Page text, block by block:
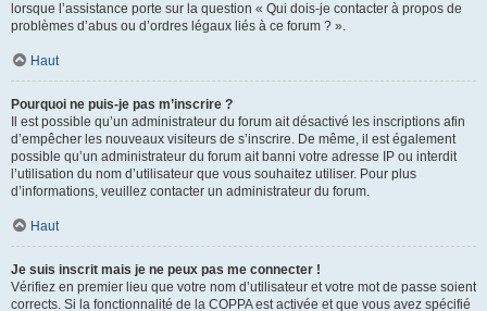
lorsque l’assistance porte sur la question « Qui dois-je contacter à propos de
problèmes d’abus ou d’ordres légaux liés à ce forum ? ».
Haut
Pourquoi ne puis-je pas m’inscrire ?
Il est possible qu’un administrateur du forum ait désactivé les inscriptions afin
d’empêcher les nouveaux visiteurs de s’inscrire. De même, il est également
possible qu’un administrateur du forum ait banni votre adresse IP ou interdit
l’utilisation du nom d’utilisateur que vous souhaitez utiliser. Pour plus
d’informations, veuillez contacter un administrateur du forum.
Haut
Je suis inscrit mais je ne peux pas me connecter !
Vérifiez en premier lieu que votre nom d’utilisateur et votre mot de passe soient
corrects. Si la fonctionnalité de la COPPA est activée et que vous avez spécifié